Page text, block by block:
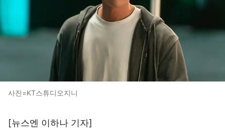
사진=KT스튜디오지니
[뉴스엔 이하나 기자]